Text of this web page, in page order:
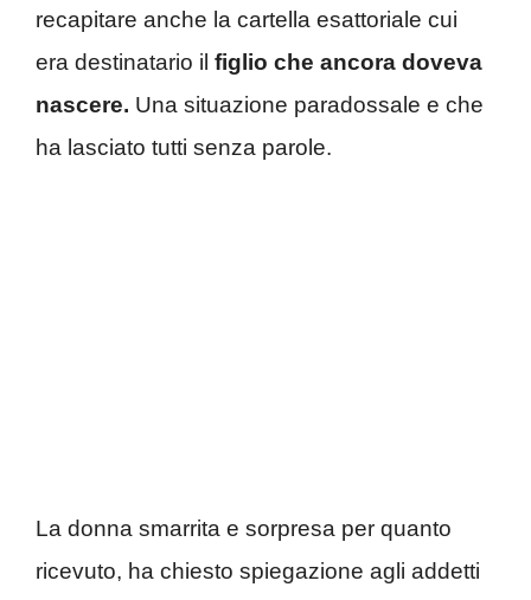
recapitare anche la cartella esattoriale cui
era destinatario il figlio che ancora doveva
nascere. Una situazione paradossale e che
ha lasciato tutti senza parole.
La donna smarrita e sorpresa per quanto
ricevuto, ha chiesto spiegazione agli addetti